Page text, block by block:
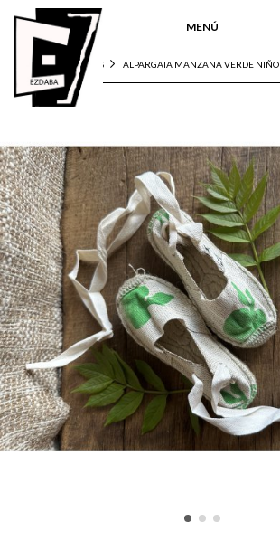
MENÚ
INICIO ALPARGATAS ALPARGATA MANZANA VERDE NIÑO